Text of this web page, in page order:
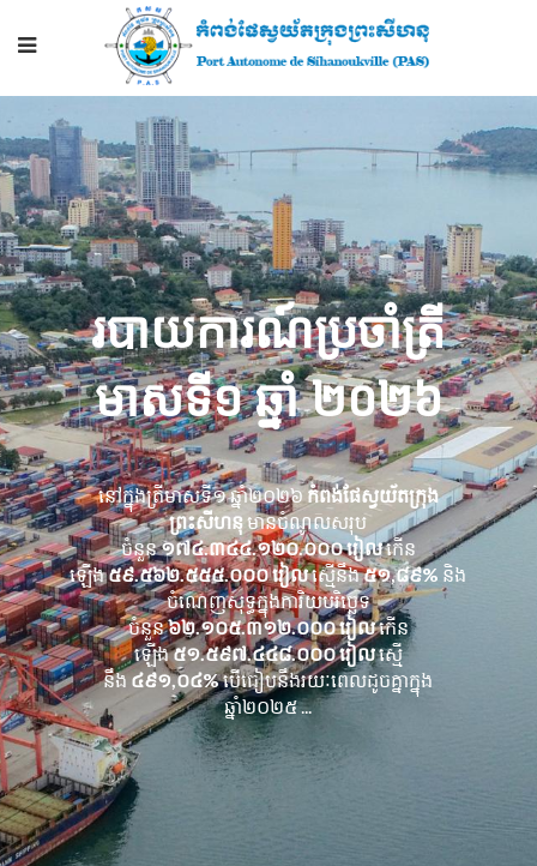
របាយការណ៍​​ប្រចាំ​ត្រី
មាសទី១ ឆ្នាំ ២០២៦
នៅក្នុងត្រីមាសទី១ ឆ្នំា២០២៦​ កំពង់ផែស្វយ័តក្រុង
ព្រះសីហនុមាន​ចំណូលសរុប
ចំនួន១៧៤.៣៤៤.១២០.០០០ រៀលកើន
ឡើង៥៩.៥៦២.៥៥៥.០០០ រៀលស្មើនឹង៥១,៨៩% និង
ចំណេញសុទ្ធក្នុងការិយបរិច្ឆេទ
ចំនួន៦២.១០៥.៣១២.០០០រៀលកើន
ឡើង៥១.៥៩៧.៤៤៨.០០០ រៀលស្មើ
នឹង៤៩១,០៤%បើធៀបនឹងរយៈពេលដូចគ្នាក្នុង
ឆ្នាំ២០២៥ ...